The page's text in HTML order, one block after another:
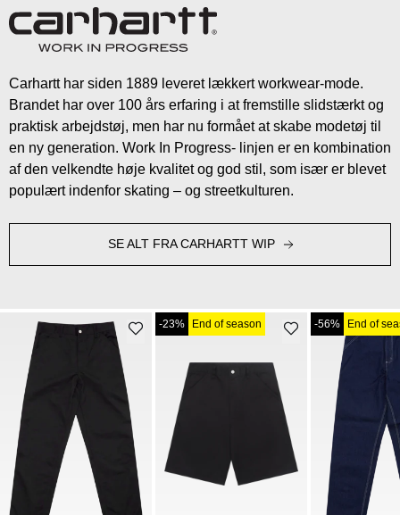
Carhartt har siden 1889 leveret lækkert workwear-mode.
Brandet har over 100 års erfaring i at fremstille slidstærkt og
praktisk arbejdstøj, men har nu formået at skabe modetøj til
en ny generation. Work In Progress- linjen er en kombination
af den velkendte høje kvalitet og god stil, som især er blevet
populært indenfor skating – og streetkulturen.
SE ALT FRA CARHARTT WIP
-23% End of season -56% End of